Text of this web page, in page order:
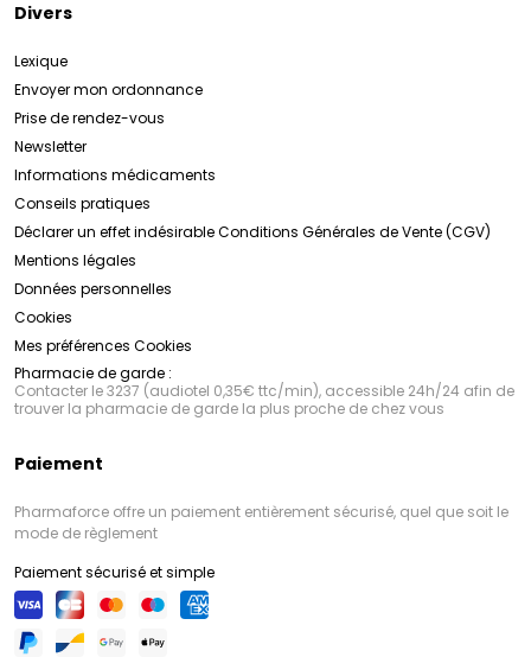
Divers
Lexique
Envoyer mon ordonnance
Prise de rendez-vous
Newsletter
Informations médicaments
Conseils pratiques
Déclarer un effet indésirableConditions Générales de Vente (CGV)
Mentions légales
Données personnelles
Cookies
Mes préférences Cookies
Pharmacie de garde :
Contacter le 3237 (audiotel 0,35€ ttc/min), accessible 24h/24 afin de
trouver la pharmacie de garde la plus proche de chez vous
Paiement
Pharmaforce offre un paiement entièrement sécurisé, quel que soit le
mode de règlement
Paiement sécurisé et simple